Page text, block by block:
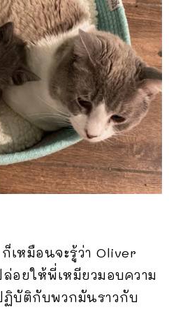
หมือนจะรู้ว่า Oliver
อยให้พี่เหมียวมอบความ
ฏิบัติกับพวกมันราวกับ